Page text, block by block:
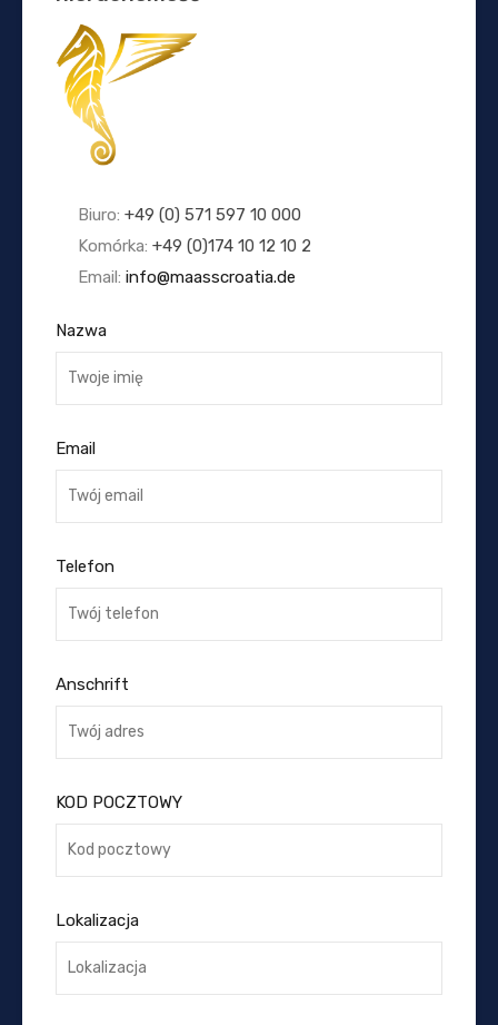
Biuro: +49 (0) 571 597 10 000
Komórka: +49 (0)174 10 12 10 2
Email: info@maasscroatia.de
Nazwa
Email
Telefon
Anschrift
KOD POCZTOWY
Lokalizacja